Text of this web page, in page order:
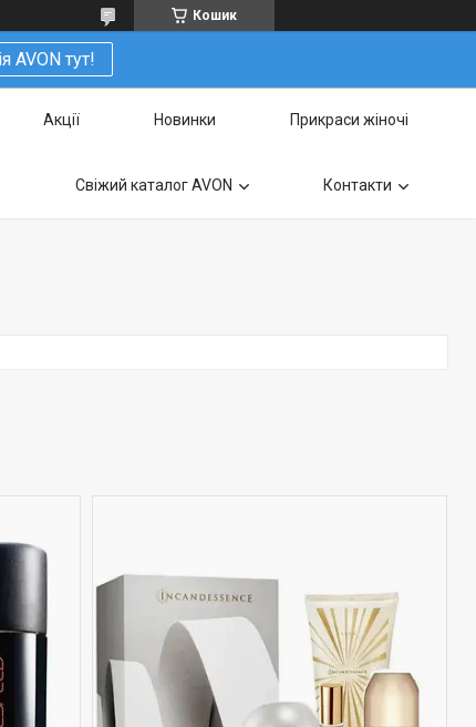
Кошик
AVON тут!
Акції Новинки Прикраси жіночі
Свіжий каталог AVON Контакти